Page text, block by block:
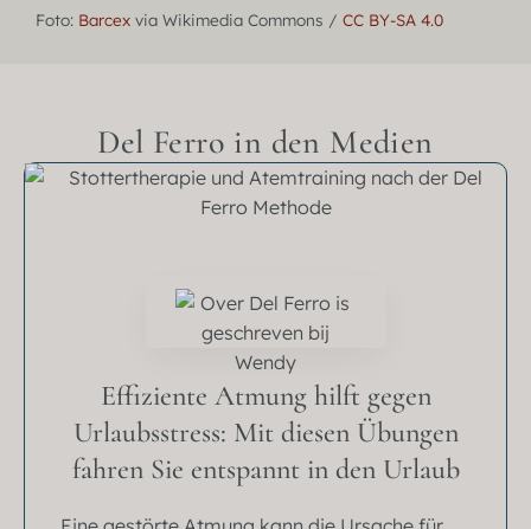
Foto: Barcex via Wikimedia Commons / CC BY-SA 4.0
Del Ferro in den Medien
Effiziente Atmung hilft gegen
Urlaubsstress: Mit diesen Übungen
fahren Sie entspannt in den Urlaub